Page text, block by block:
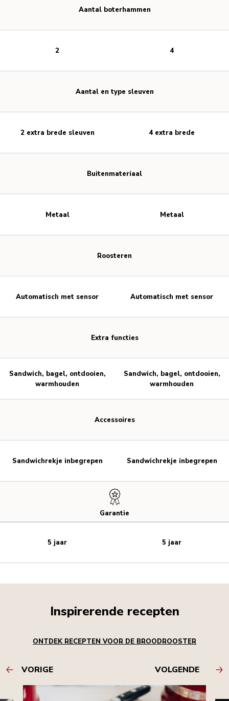
Aantal boterhammen
Aantal en type sleuven
Buitenmateriaal
Roosteren
Extra functies
Accessoires
Garantie
2
2 extra brede sleuven
Metaal
Automatisch met sensor
Sandwich, bagel, ontdooien,
warmhouden
Sandwichrekje inbegrepen
5 jaar
4
4 extra brede
Metaal
Automatisch met sensor
Sandwich, bagel, ontdooien,
warmhouden
Sandwichrekje inbegrepen
5 jaar
Inspirerende recepten
ONTDEK RECEPTEN VOOR DE BROODROOSTER
VORIGE VOLGENDE